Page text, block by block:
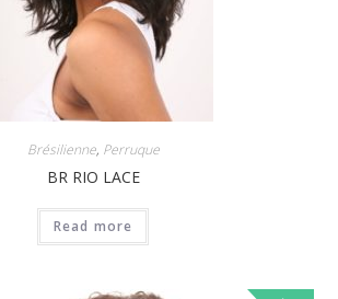
Brésilienne, Perruque
BR RIO LACE
Read more